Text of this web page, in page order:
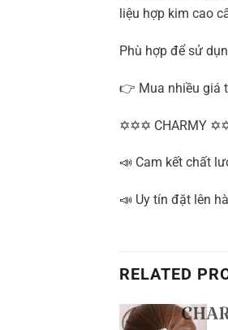
liệu hợp kim cao
Phù hợp để sử
👉 Mua nhiều giá
✡✡✡ CHARMY
📣 Cam kết chất
📣 Uy tín đặt lên
RELATED